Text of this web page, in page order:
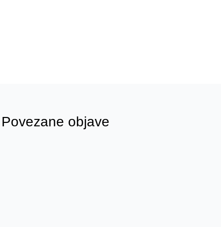
Povezane objave